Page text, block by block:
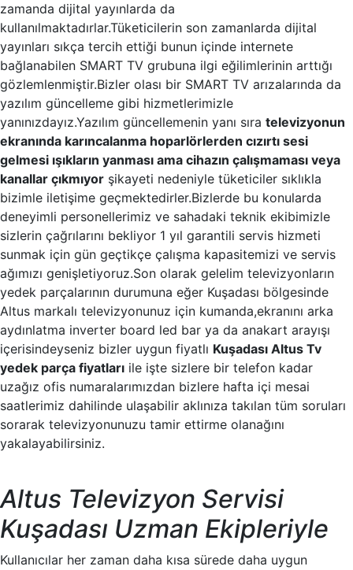
zamanda dijital yayınlarda da
kullanılmaktadırlar.Tüketicilerin son zamanlarda dijital
yayınları sıkça tercih ettiği bunun içinde internete
bağlanabilen SMART TV grubuna ilgi eğilimlerinin arttığı
gözlemlenmiştir.Bizler olası bir SMART TV arızalarında da
yazılım güncelleme gibi hizmetlerimizle
yanınızdayız.Yazılım güncellemenin yanı sıra televizyonun
ekranında karıncalanma hoparlörlerden cızırtı sesi
gelmesi ışıkların yanması ama cihazın çalışmaması veya
kanallar çıkmıyor şikayeti nedeniyle tüketiciler sıklıkla
bizimle iletişime geçmektedirler.Bizlerde bu konularda
deneyimli personellerimiz ve sahadaki teknik ekibimizle
sizlerin çağrılarını bekliyor 1 yıl garantili servis hizmeti
sunmak için gün geçtikçe çalışma kapasitemizi ve servis
ağımızı genişletiyoruz.Son olarak gelelim televizyonların
yedek parçalarının durumuna eğer Kuşadası bölgesinde
Altus markalı televizyonunuz için kumanda,ekranını arka
aydınlatma inverter board led bar ya da anakart arayışı
içerisindeyseniz bizler uygun fiyatlı Kuşadası Altus Tv
yedek parça fiyatları ile işte sizlere bir telefon kadar
uzağız ofis numaralarımızdan bizlere hafta içi mesai
saatlerimiz dahilinde ulaşabilir aklınıza takılan tüm soruları
sorarak televizyonunuzu tamir ettirme olanağını
yakalayabilirsiniz.
Altus Televizyon Servisi
Kuşadası Uzman Ekipleriyle
Kullanıcılar her zaman daha kısa sürede daha uygun